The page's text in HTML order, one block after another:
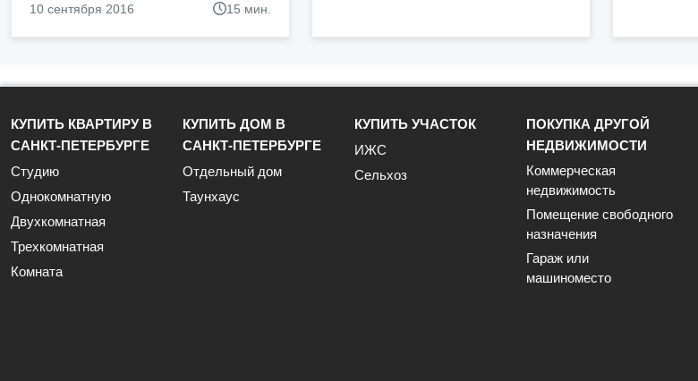
10 сентября 2016 15 мин.
КУПИТЬ КВАРТИРУ В
САНКТ-ПЕТЕРБУРГЕ
Студию
Однокомнатную
Двухкомнатная
Трехкомнатная
Комната
КУПИТЬ ДОМ В
САНКТ-ПЕТЕРБУРГЕ
Отдельный дом
Таунхаус
КУПИТЬ УЧАСТОК
ИЖС
Сельхоз
ПОКУПКА ДРУГОЙ
НЕДВИЖИМОСТИ
Коммерческая
недвижимость
Помещение свободного
назначения
Гараж или
машиноместо